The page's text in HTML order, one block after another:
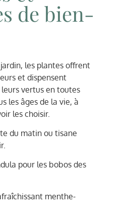
de bien-
les plantes offrent
et dispensent
vertus en toutes
les âges de la vie, à
les choisir.
du matin ou tisane
pour les bobos des
menthe-